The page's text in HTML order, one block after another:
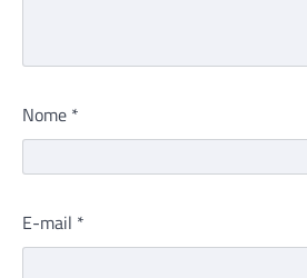
Nome *
E-mail *